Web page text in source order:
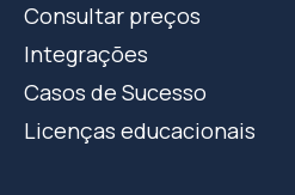
Consultar preços
Integrações
Casos de Sucesso
Licenças educacionais